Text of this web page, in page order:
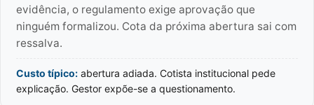
evidência, o regulamento exige aprovação que
ninguém formalizou. Cota da próxima abertura sai com
ressalva.
Custo típico: abertura adiada. Cotista institucional pede
explicação. Gestor expõe-se a questionamento.